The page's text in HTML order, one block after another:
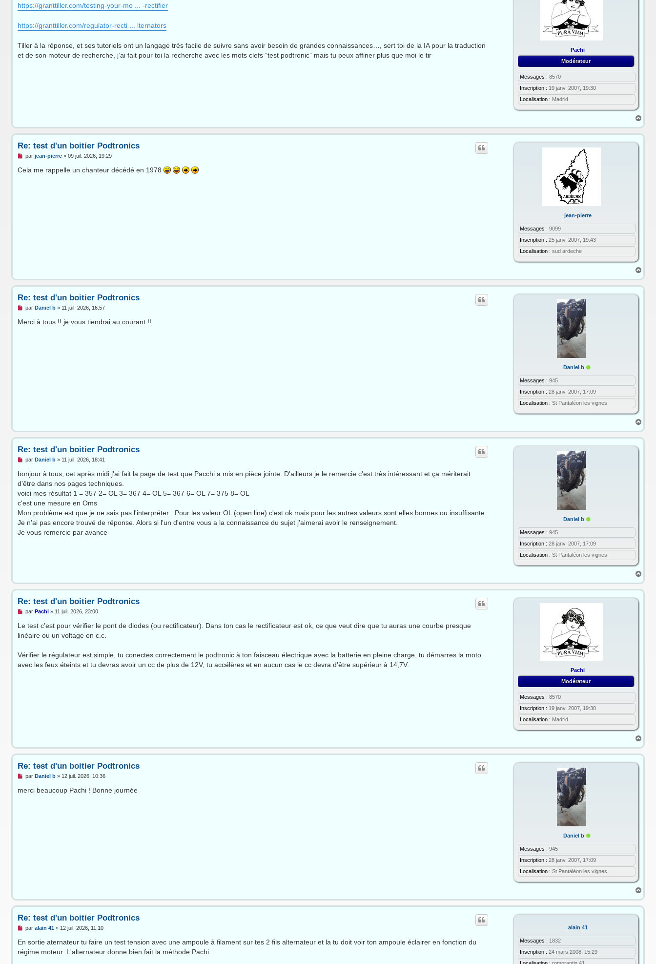
Pachi
Modérateur
Messages : 8570
Inscription : 19 janv. 2007, 19:30
Localisation : Madrid
s
s
g
e
n
l
https://granttiller.com/testing-your-mo ... -rectifier
https://granttiller.com/regulator-recti ... lternators
Tiller à la réponse, et ses tutoriels ont un langage très facile de suivre sans avoir besoin de grandes connaissances…, sert toi de la IA pour la traduction
et de son moteur de recherche, j’ai fait pour toi la recherche avec les mots clefs “test podtronic” mais tu peux affiner plus que moi le tir
a
t
jean-pierre
Messages : 9099
Inscription : 25 janv. 2007, 19:43
Localisation : sud ardeche
Re: test d'un boitier Podtronics
M
s
s
par jean-pierre» 09 juil. 2026, 19:29
Cela me rappelle un chanteur décédé en 1978
a
t
Daniel b
i
g
n
e
Messages : 945
Inscription : 28 janv. 2007, 17:09
Localisation : St Pantaléon les vignes
Re: test d'un boitier Podtronics
M
s
s
par Daniel b» 11 juil. 2026, 16:57
Merci à tous !! je vous tiendrai au courant !!
a
t
Daniel b
i
g
n
e
Messages : 945
Inscription : 28 janv. 2007, 17:09
Localisation : St Pantaléon les vignes
Re: test d'un boitier Podtronics
M
s
s
a
g
e
n
n
l
par Daniel b» 11 juil. 2026, 18:41
bonjour à tous, cet après midi j'ai fait la page de test que Pacchi a mis en pièce jointe. D'ailleurs je le remercie c'est très intéressant et ça mériterait
d'être dans nos pages techniques.
voici mes résultat 1 = 357 2= OL 3= 367 4= OL 5= 367 6= OL 7= 375 8= OL
c'est une mesure en Oms
Mon problème est que je ne sais pas l'interpréter . Pour les valeur OL (open line) c'est ok mais pour les autres valeurs sont elles bonnes ou insuffisante.
Je n'ai pas encore trouvé de réponse. Alors si l'un d'entre vous a la connaissance du sujet j'aimerai avoir le renseignement.
Je vous remercie par avance
a
t
Pachi
Modérateur
Messages : 8570
Inscription : 19 janv. 2007, 19:30
Localisation : Madrid
Re: test d'un boitier Podtronics
M
s
s
a
n
n
par Pachi» 11 juil. 2026, 23:00
Le test c’est pour vérifier le pont de diodes (ou rectificateur). Dans ton cas le rectificateur est ok, ce que veut dire que tu auras une courbe presque
linéaire ou un voltage en c.c.
Vérifier le régulateur est simple, tu conectes correctement le podtronic à ton faisceau électrique avec la batterie en pleine charge, tu démarres la moto
avec les feux éteints et tu devras avoir un cc de plus de 12V, tu accélères et en aucun cas le cc devra d’être supérieur à 14,7V.
a
t
Daniel b
i
g
n
e
Messages : 945
Inscription : 28 janv. 2007, 17:09
Localisation : St Pantaléon les vignes
Re: test d'un boitier Podtronics
M
s
s
par Daniel b» 12 juil. 2026, 10:36
merci beaucoup Pachi ! Bonne journée
a
t
alain 41
Messages : 1832
Inscription : 24 mars 2008, 15:29
Re: test d'un boitier Podtronics
M
s
s
a
par alain 41» 12 juil. 2026, 11:10
En sortie aternateur tu faire un test tension avec une ampoule à filament sur tes 2 fils alternateur et la tu doit voir ton ampoule éclairer en fonction du
régime moteur. L'alternateur donne bien fait la méthode Pachi